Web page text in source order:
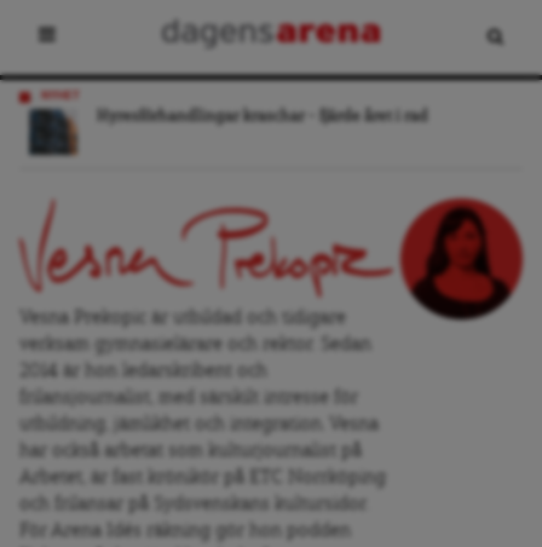
Hyresförhandlingar kraschar – fjärde året i rad
Vesna Prekopic är utbildad och tidigare
verksam gymnasielärare och rektor. Sedan
2014 är hon ledarskribent och
frilansjournalist, med särskilt intresse för
utbildning, jämlikhet och integration. Vesna
har också arbetat som kulturjournalist på
Arbetet, är fast krönikör på ETC Norrköping
och frilansar på Sydsvenskans kultursidor.
För Arena Idés räkning gör hon podden